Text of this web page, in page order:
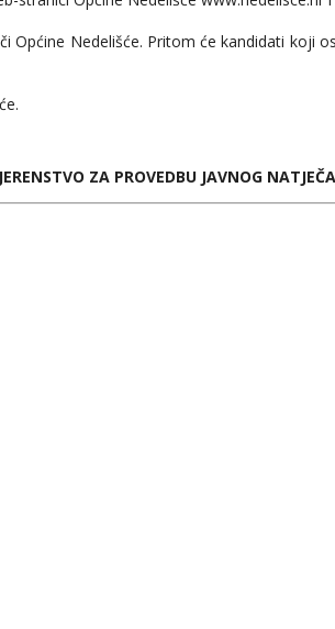
Općine Nedelišće. Pritom će kandidati
ZA PROVEDBU JAVNOG